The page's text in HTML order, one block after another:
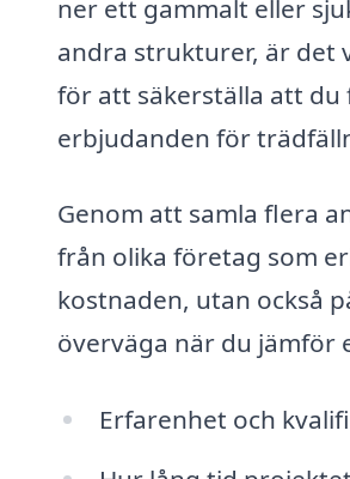
ner ett gammalt eller
andra strukturer, är det
för att säkerställa att du
erbjudanden för
Genom att samla flera
från olika företag som
kostnaden, utan också
överväga när du jämför
Erfarenhet och